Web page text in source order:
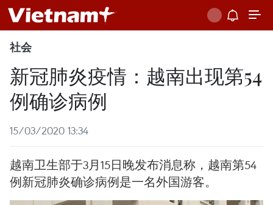
社会
新冠肺炎疫情：越南出现第54
例确诊病例
15/03/2020 13:34
越南卫生部于3月15日晚发布消息称，越南第54
例新冠肺炎确诊病例是一名外国游客。